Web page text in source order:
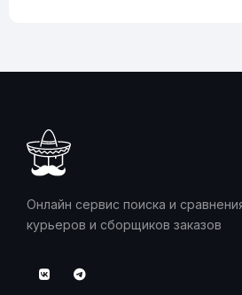
Онлайн сервис поиска и
курьеров и сборщиков заказов